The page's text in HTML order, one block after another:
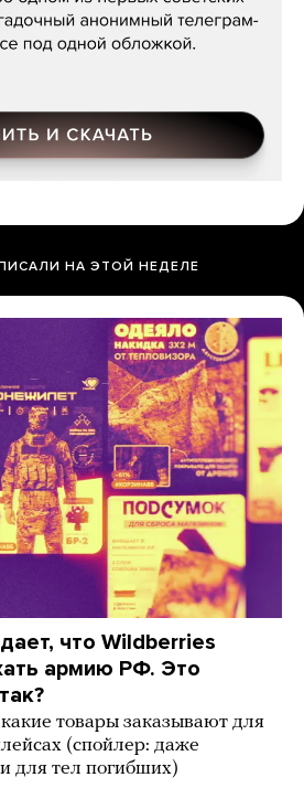
НА ЭТОЙ НЕДЕЛЕ
что Wildberries
армию РФ. Это
товары заказывают для
(спойлер: даже
для тел погибших)